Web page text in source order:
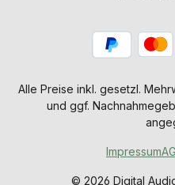
Alle Preise inkl. gesetzl.
und ggf.
© 2026 Digital
Impressum